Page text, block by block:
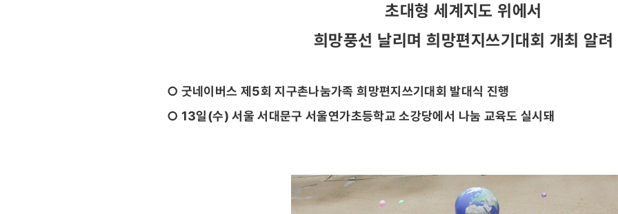
초대형 세계지도 위에서
희망풍선 날리며 희망편지쓰기대회 개최 알려
○ 굿네이버스 제5회 지구촌나눔가족 희망편지쓰기대회 발대식 진행
○ 13일(수) 서울 서대문구 서울연가초등학교 소강당에서 나눔 교육도 실시돼